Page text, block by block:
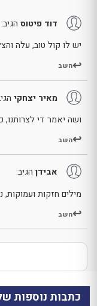
דוד פיטוס הגיב:
יש לו קול טוב, עלה
השב
מאיר יצחקי
ושה יאמר די
השב
אבידן הגיב:
מילים חזקות
השב
כתבות נוספות